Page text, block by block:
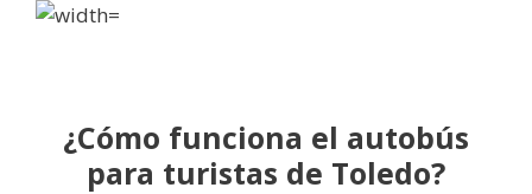
¿Cómo funciona el autobús
para turistas de Toledo?